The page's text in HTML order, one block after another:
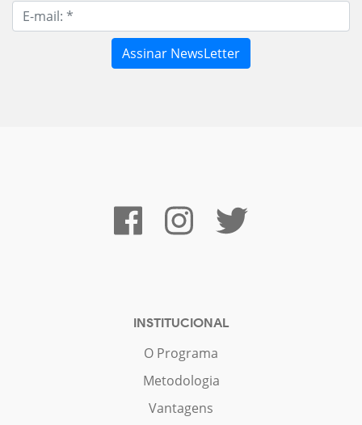
INSTITUCIONAL
O Programa
Metodologia
Vantagens